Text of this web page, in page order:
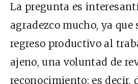
La pregunta es
agradezco mucho, ya que
regreso productivo al
ajeno, una voluntad de
reconocimiento; es decir,